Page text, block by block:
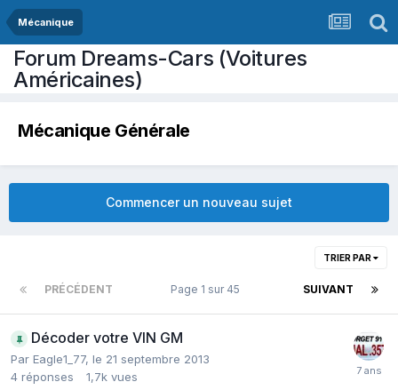
Mécanique
Forum Dreams-Cars (Voitures
Américaines)
Mécanique Générale
Commencer un nouveau sujet
TRIER PAR
PRÉCÉDENT SUIVANT
Page 1 sur 45
Décoder votre VIN GM
Par Eagle1_77, le 21 septembre 2013
4 réponses 1,7k vues